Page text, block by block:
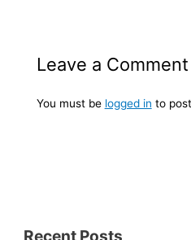
Leave a Comment
You must be logged in to